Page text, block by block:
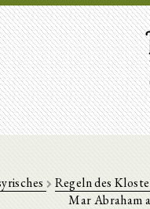
Regeln des
Mar Abraham